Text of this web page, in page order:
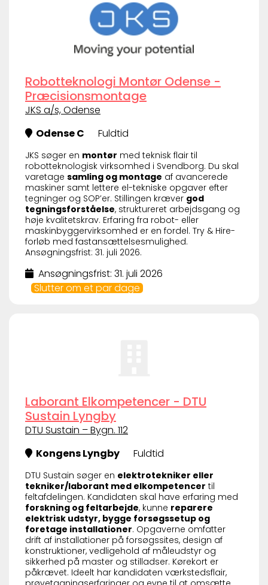
Robotteknologi Montør Odense -
Præcisionsmontage
JKS a/s, Odense
Odense C
Fuldtid
JKS søger en montør med teknisk flair til
robotteknologisk virksomhed i Svendborg. Du skal
varetage samling og montage af avancerede
maskiner samt lettere el-tekniske opgaver efter
tegninger og SOP’er. Stillingen kræver god
tegningsforståelse, struktureret arbejdsgang og
høje kvalitetskrav. Erfaring fra robot- eller
maskinbyggervirksomhed er en fordel. Try & Hire-
forløb med fastansættelsesmulighed.
Ansøgningsfrist: 31. juli 2026.
Ansøgningsfrist: 31. juli 2026
Slutter om et par dage
Laborant Elkompetencer - DTU
Sustain Lyngby
DTU Sustain – Bygn. 112
Kongens Lyngby
Fuldtid
DTU Sustain søger en elektrotekniker eller
tekniker/laborant med elkompetencer til
feltafdelingen. Kandidaten skal have erfaring med
forskning og feltarbejde, kunne reparere
elektrisk udstyr, bygge forsøgssetup og
foretage installationer. Opgaverne omfatter
drift af installationer på forsøgssites, design af
konstruktioner, vedligehold af måleudstyr og
sikkerhed på master og stilladser. Kørekort er
påkrævet. Ideelt har kandidaten værkstedsflair,